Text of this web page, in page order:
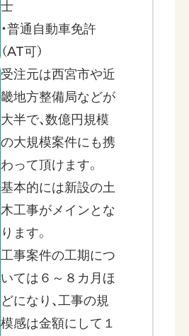
士
・普通自動車免許
（AT可）
受注元は西宮市や近
畿地方整備局などが
大半で、数億円規模
の大規模案件にも携
わって頂けます。
基本的には新設の土
木工事がメインとな
ります。
工事案件の工期につ
いては６～８カ月ほ
どになり、工事の規
模感は金額にして１